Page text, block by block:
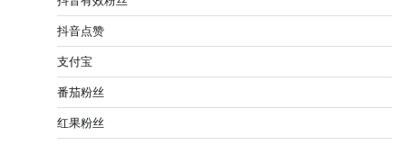
抖音点赞
支付宝
番茄粉丝
红果粉丝